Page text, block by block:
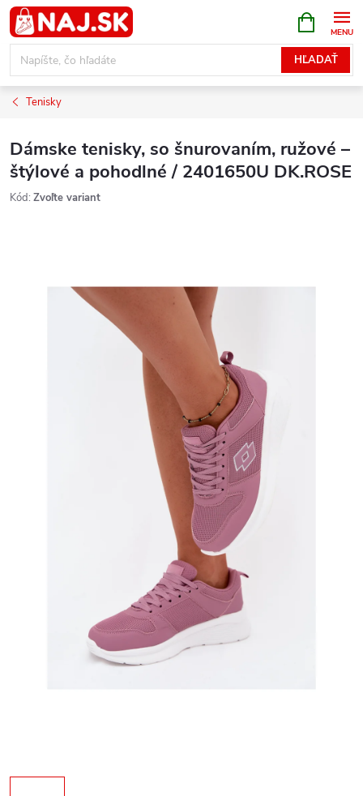
Prejsť
na
obsah
HĽADAŤ
KOŠÍK
Tenisky
Dámske tenisky, so šnurovaním, ružové –
štýlové a pohodlné / 2401650U DK.ROSE
Kód: Zvoľte variant